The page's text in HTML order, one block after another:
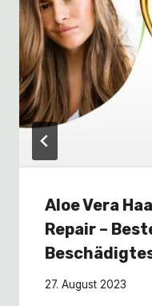
Aloe Vera
Repair –
27. August 2023